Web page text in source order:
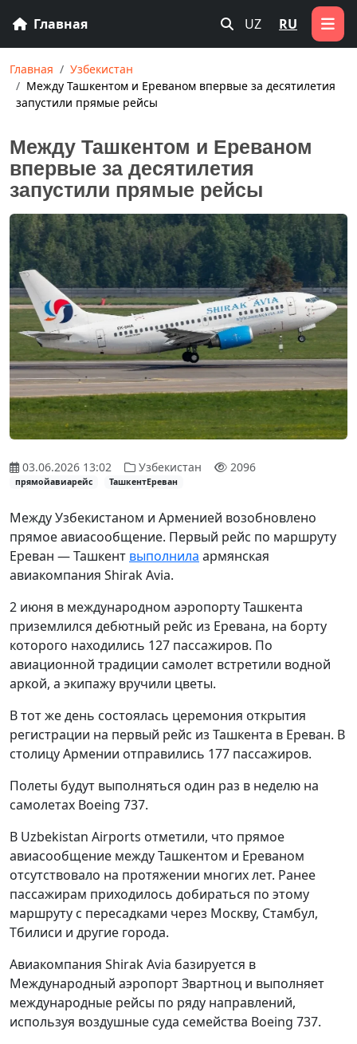
Главная UZ RU
Главная
Узбекистан
Между Ташкентом и Ереваном впервые за десятилетия
запустили прямые рейсы
Между Ташкентом и Ереваном
впервые за десятилетия
запустили прямые рейсы
03.06.2026 13:02 Узбекистан 2096
прямойавиарейс ТашкентЕреван
Между Узбекистаном и Арменией возобновлено
прямое авиасообщение. Первый рейс по маршруту
Ереван — Ташкент выполнила армянская
авиакомпания Shirak Avia.
2 июня в международном аэропорту Ташкента
приземлился дебютный рейс из Еревана, на борту
которого находились 127 пассажиров. По
авиационной традиции самолет встретили водной
аркой, а экипажу вручили цветы.
В тот же день состоялась церемония открытия
регистрации на первый рейс из Ташкента в Ереван. В
столицу Армении отправились 177 пассажиров.
Полеты будут выполняться один раз в неделю на
самолетах Boeing 737.
В Uzbekistan Airports отметили, что прямое
авиасообщение между Ташкентом и Ереваном
отсутствовало на протяжении многих лет. Ранее
пассажирам приходилось добираться по этому
маршруту с пересадками через Москву, Стамбул,
Тбилиси и другие города.
Авиакомпания Shirak Avia базируется в
Международный аэропорт Звартноц и выполняет
международные рейсы по ряду направлений,
используя воздушные суда семейства Boeing 737.